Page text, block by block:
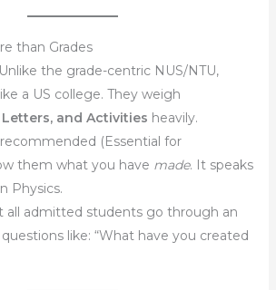
than Grades
the grade-centric NUS/NTU,
a US college. They weigh
Letters, and Activities heavily.
(Essential for
them what you have made. It speaks
Physics.
all admitted students go through an
like: “What have you created